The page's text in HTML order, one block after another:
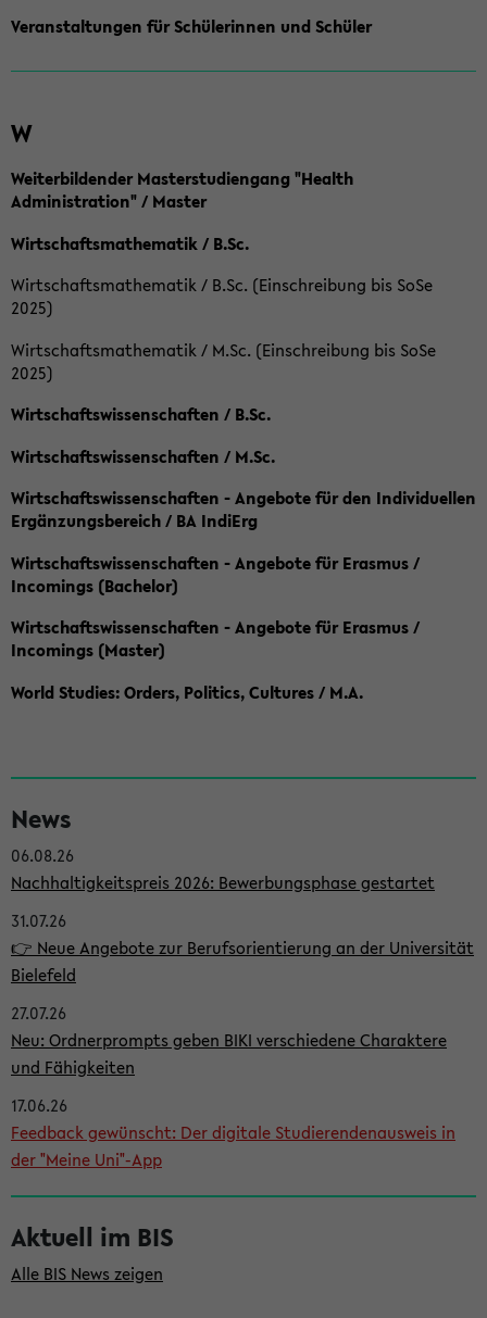
Veranstaltungen für Schülerinnen und Schüler
W
Weiterbildender Masterstudiengang "Health
Administration" / Master
Wirtschaftsmathematik / B.Sc.
Wirtschaftsmathematik / B.Sc. (Einschreibung bis SoSe
2025)
Wirtschaftsmathematik / M.Sc. (Einschreibung bis SoSe
2025)
Wirtschaftswissenschaften / B.Sc.
Wirtschaftswissenschaften / M.Sc.
Wirtschaftswissenschaften - Angebote für den Individuellen
Ergänzungsbereich / BA IndiErg
Wirtschaftswissenschaften - Angebote für Erasmus /
Incomings (Bachelor)
Wirtschaftswissenschaften - Angebote für Erasmus /
Incomings (Master)
World Studies: Orders, Politics, Cultures / M.A.
e
i
t
e
n
l
e
i
s
t
e
News
06.08.26
Nachhaltigkeitspreis 2026: Bewerbungsphase gestartet
31.07.26
👉 Neue Angebote zur Berufsorientierung an der Universität
Bielefeld
27.07.26
Neu: Ordnerprompts geben BIKI verschiedene Charaktere
und Fähigkeiten
17.06.26
Feedback gewünscht: Der digitale Studierendenausweis in
der "Meine Uni"-App
Aktuell im BIS
Alle BIS News zeigen